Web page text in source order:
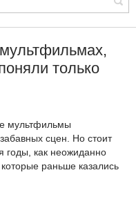
только
мультфильмы
сцен. Но стоит
годы, как неожиданно
раньше казались